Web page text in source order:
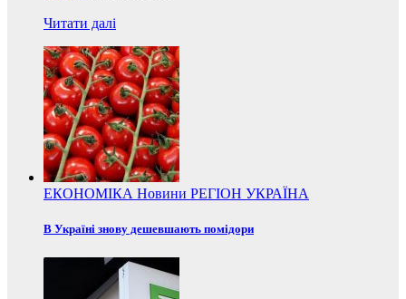
Читати далі
ЕКОНОМІКА Новини РЕГІОН УКРАЇНА
В Україні знову дешевшають помідори